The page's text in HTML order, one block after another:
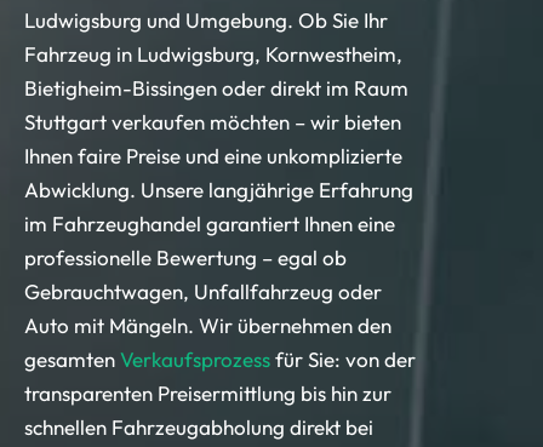
Ludwigsburg und Umgebung. Ob Sie Ihr
Fahrzeug in Ludwigsburg, Kornwestheim,
Bietigheim-Bissingen oder direkt im Raum
Stuttgart verkaufen möchten – wir bieten
Ihnen faire Preise und eine unkomplizierte
Abwicklung. Unsere langjährige Erfahrung
im Fahrzeughandel garantiert Ihnen eine
professionelle Bewertung – egal ob
Gebrauchtwagen, Unfallfahrzeug oder
Auto mit Mängeln. Wir übernehmen den
gesamtenVerkaufsprozessfür Sie: von der
transparenten Preisermittlung bis hin zur
schnellen Fahrzeugabholung direkt bei